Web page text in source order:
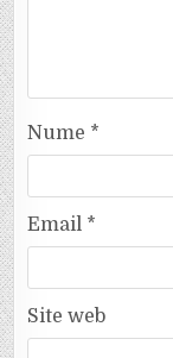
Nume *
Email *
Site web